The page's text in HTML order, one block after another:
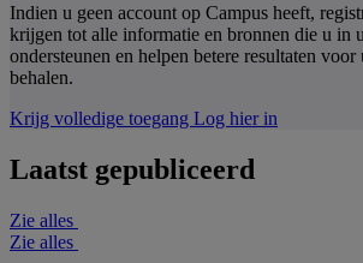
Indien u geen account op Campus heeft,
krijgen tot alle informatie en bronnen die u in
ondersteunen en helpen betere resultaten
behalen.
Krijg volledige toegang Log hier in
Laatst gepubliceerd
Zie alles
Zie alles